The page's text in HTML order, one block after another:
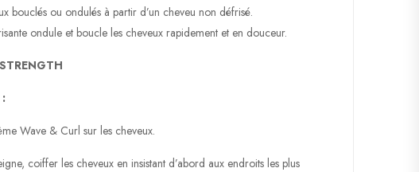
bouclés ou ondulés à partir d’un cheveu non défrisé.
ondule et boucle les cheveux rapidement et en douceur.
Wave & Curl sur les cheveux.
coiffer les cheveux en insistant d’abord aux endroits les plus